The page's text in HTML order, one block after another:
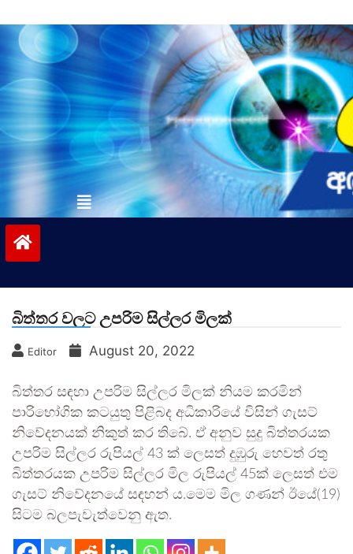
to
contentvinivida.lk
බිත්තර වලට උපරිම සිල්ලර මිලක්
Editor August 20, 2022
බිත්තර සඳහා උපරිම සිල්ලර මිලක් නියම කරමින්
පාරිභෝගික කටයුතු පිළිබද අධිකාරියේ විසින් ගැසට්
නිවේදනයක් නිකුත් කර තිබේ. ඒ අනුව සුදු බිත්තරයක
උපරිම සිල්ලර රුපියල් 43 ක් ලෙසත් දුඹුරු හෙවත් රතු
බිත්තරයක උපරිම සිල්ලර මිල රුපියල් 45ක් ලෙසත් එම
ගැසට් නිවේදනයේ සඳහන් ය.මෙම මිල ගණන් ඊයේ(19)
සිටම බලපැවැත්වෙනු ඇත.